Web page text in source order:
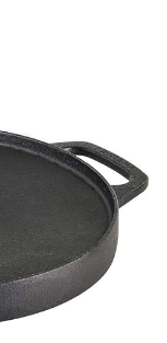
retenção
limpeza. As
de 31,5 cm.